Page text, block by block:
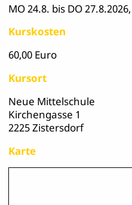
MO 24.8. bis DO
Kurskosten
60,00 Euro
Kursort
Neue Mittelschule
Kirchengasse 1
2225 Zistersdorf
Karte